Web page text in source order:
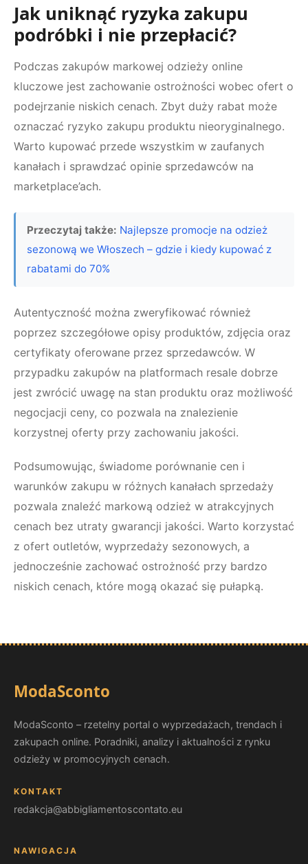
Jak uniknąć ryzyka zakupu
podróbki i nie przepłacić?
Podczas zakupów markowej odzieży online
kluczowe jest zachowanie ostrożności wobec ofert o
podejrzanie niskich cenach. Zbyt duży rabat może
oznaczać ryzyko zakupu produktu nieoryginalnego.
Warto kupować przede wszystkim w zaufanych
kanałach i sprawdzać opinie sprzedawców na
marketplace’ach.
Przeczytaj także: Najlepsze promocje na odzież
sezonową we Włoszech – gdzie i kiedy kupować z
rabatami do 70%
Autentyczność można zweryfikować również
poprzez szczegółowe opisy produktów, zdjęcia oraz
certyfikaty oferowane przez sprzedawców. W
przypadku zakupów na platformach resale dobrze
jest zwrócić uwagę na stan produktu oraz możliwość
negocjacji ceny, co pozwala na znalezienie
korzystnej oferty przy zachowaniu jakości.
Podsumowując, świadome porównanie cen i
warunków zakupu w różnych kanałach sprzedaży
pozwala znaleźć markową odzież w atrakcyjnych
cenach bez utraty gwarancji jakości. Warto korzystać
z ofert outletów, wyprzedaży sezonowych, a
jednocześnie zachować ostrożność przy bardzo
niskich cenach, które mogą okazać się pułapką.
ModaSconto
ModaSconto – rzetelny portal o wyprzedażach, trendach i
zakupach online. Poradniki, analizy i aktualności z rynku
odzieży w promocyjnych cenach.
KONTAKT
redakcja@abbigliamentoscontato.eu
NAWIGACJA